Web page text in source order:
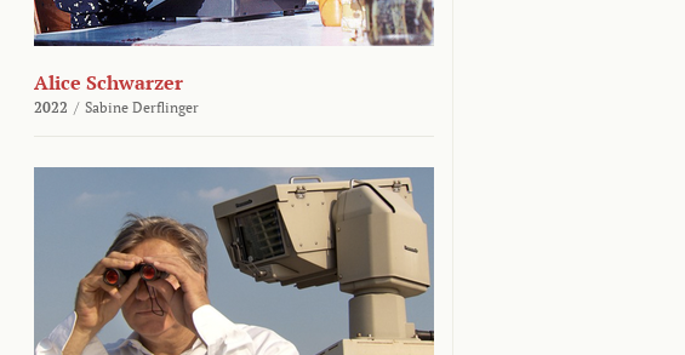
Alice Schwarzer
2022 / Sabine Derflinger